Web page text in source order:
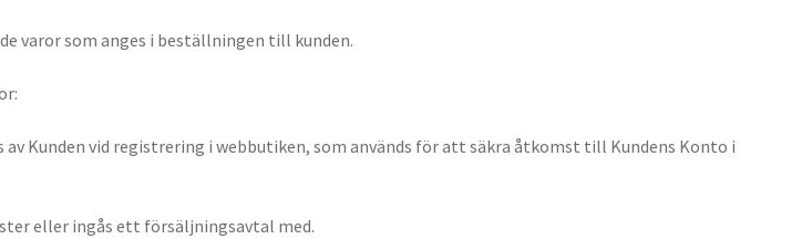
varor som anges i beställningen till kunden.
Kunden vid registrering i webbutiken, som används för att säkra åtkomst till Kundens Konto i
eller ingås ett försäljningsavtal med.